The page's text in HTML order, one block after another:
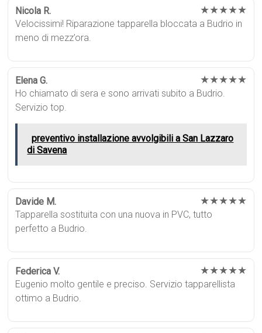
Nicola R. ★★★★★
Velocissimi! Riparazione tapparella bloccata a Budrio in
meno di mezz’ora.
Elena G. ★★★★★
Ho chiamato di sera e sono arrivati subito a Budrio.
Servizio top.
preventivo installazione avvolgibili a San Lazzaro
di Savena
Davide M. ★★★★★
Tapparella sostituita con una nuova in PVC, tutto
perfetto a Budrio.
Federica V. ★★★★★
Eugenio molto gentile e preciso. Servizio tapparellista
ottimo a Budrio.